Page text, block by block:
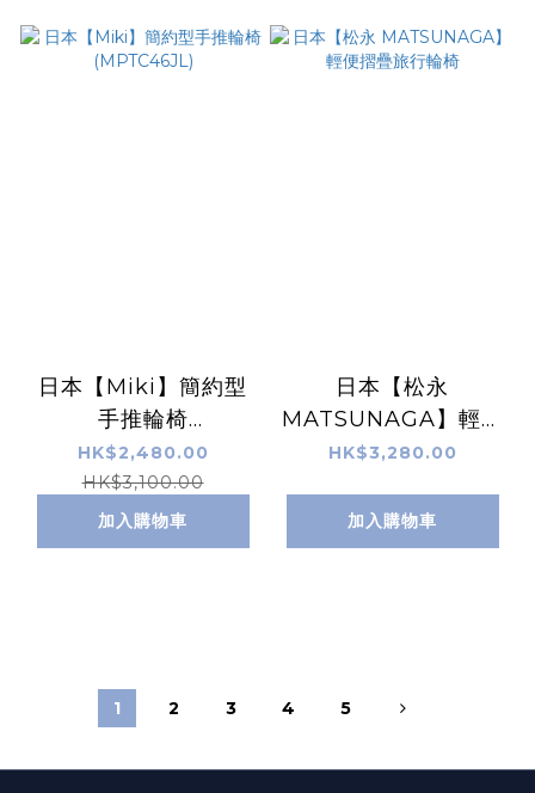
日本【Miki】簡約型
手推輪椅
(MPTC46JL)
HK$2,480.00
HK$3,100.00
加入購物車
日本【松永
MATSUNAGA】輕便
摺疊旅行輪椅
HK$3,280.00
加入購物車
1 2 3 4 5